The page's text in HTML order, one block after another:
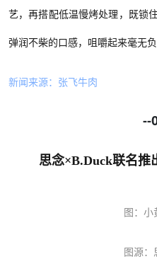
艺，再搭配低温慢烤处理，既锁
弹润不柴的口感，咀嚼起来毫无负
新闻来源： 张飞牛肉
--
思念×B.Duck联名推
图：小
图源：